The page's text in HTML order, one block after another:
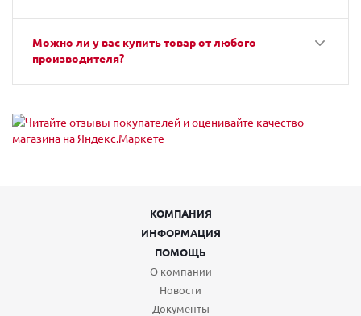
Можно ли у вас купить товар от любого
производителя?
КОМПАНИЯ
ИНФОРМАЦИЯ
ПОМОЩЬ
О компании
Новости
Документы